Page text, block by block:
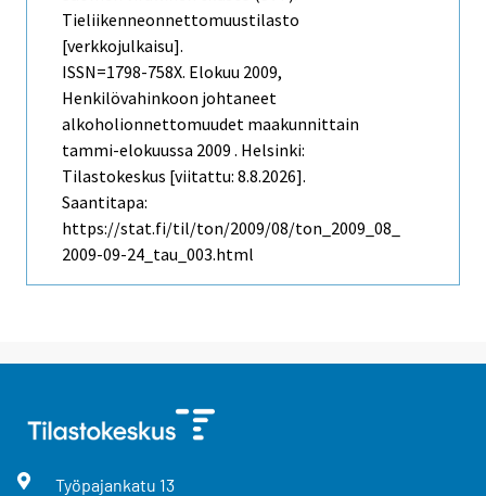
Tieliikenneonnettomuustilasto
[verkkojulkaisu].
ISSN=1798-758X. Elokuu 2009,
Henkilövahinkoon johtaneet
alkoholionnettomuudet maakunnittain
tammi-elokuussa 2009 . Helsinki:
Tilastokeskus [viitattu: 8.8.2026].
Saantitapa:
https://stat.fi/til/ton/2009/08/ton_2009_08_
2009-09-24_tau_003.html
Työpajankatu 13